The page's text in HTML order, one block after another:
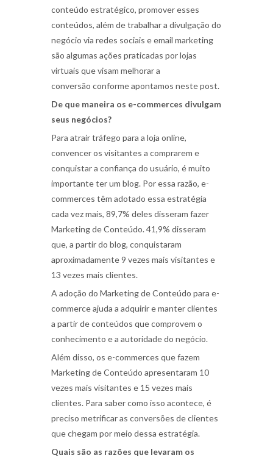
conteúdo estratégico, promover esses
conteúdos, além de trabalhar a divulgação do
negócio via redes sociais e email marketing
são algumas ações praticadas por lojas
virtuais que visam melhorar a
conversão conforme apontamos neste post.
De que maneira os e-commerces divulgam
seus negócios?
Para atrair tráfego para a loja online,
convencer os visitantes a comprarem e
conquistar a confiança do usuário, é muito
importante ter um blog. Por essa razão, e-
commerces têm adotado essa estratégia
cada vez mais, 89,7% deles disseram fazer
Marketing de Conteúdo. 41,9% disseram
que, a partir do blog, conquistaram
aproximadamente 9 vezes mais visitantes e
13 vezes mais clientes.
A adoção do Marketing de Conteúdo para e-
commerceajuda a adquirir e manter clientes
a partir de conteúdos que comprovem o
conhecimento e a autoridade do negócio.
Além disso, os e-commerces que fazem
Marketing de Conteúdo apresentaram 10
vezes mais visitantes e 15 vezes mais
clientes. Para saber como isso acontece, é
preciso metrificar as conversões de clientes
que chegam por meio dessa estratégia.
Quais são as razões que levaram os